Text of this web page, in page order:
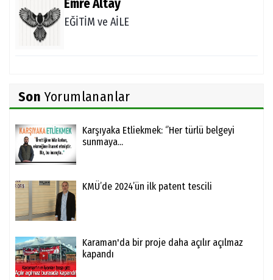
Emre Altay
EĞİTİM ve AİLE
Son Yorumlananlar
Karşıyaka Etliekmek: ‘’Her türlü belgeyi
sunmaya...
KMÜ’de 2024’ün ilk patent tescili
Karaman'da bir proje daha açılır açılmaz
kapandı